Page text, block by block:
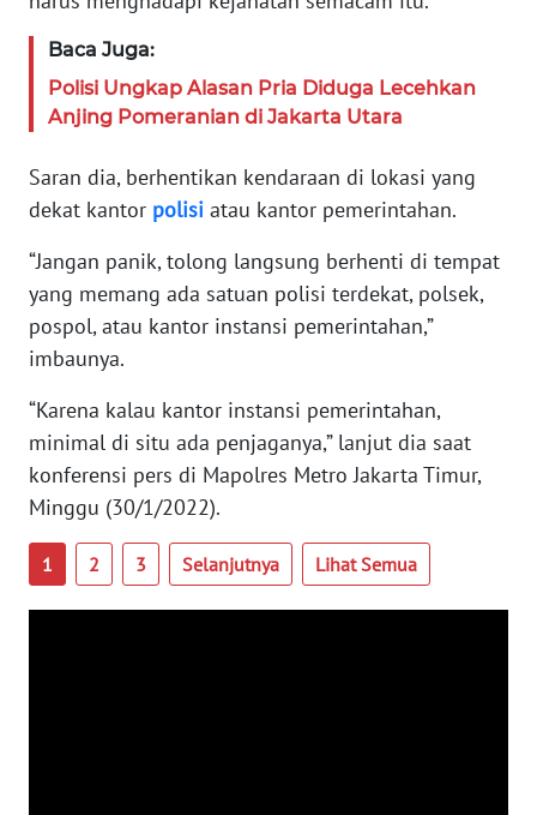
Baca Juga:
Polisi Ungkap Alasan Pria Diduga Lecehkan
Anjing Pomeranian di Jakarta Utara
Saran dia, berhentikan kendaraan di lokasi yang
dekat kantor polisi atau kantor pemerintahan.
“Jangan panik, tolong langsung berhenti di tempat
yang memang ada satuan polisi terdekat, polsek,
pospol, atau kantor instansi pemerintahan,”
imbaunya.
“Karena kalau kantor instansi pemerintahan,
minimal di situ ada penjaganya,” lanjut dia saat
konferensi pers di Mapolres Metro Jakarta Timur,
Minggu (30/1/2022).
1 2 3 Selanjutnya Lihat Semua
WN
KEPRI
WN
PAPUA
BARAT
WN